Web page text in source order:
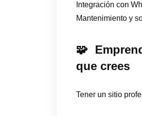
Integración con
Mantenimiento y
🧩
que crees
Tener un sitio